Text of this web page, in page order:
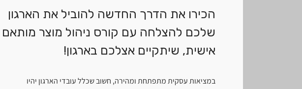
הכירו את הדרך החדשה להוביל את הארגון
שלכם להצלחה עם קורס ניהול מוצר מותאם
אישית, שיתקיים אצלכם בארגון!
במציאות עסקית מתפתחת ומהירה, חשוב שכלל עובדי הארגון יהיו